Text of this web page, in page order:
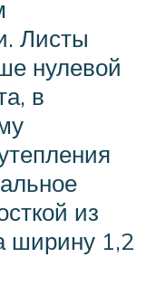
Листы
нулевой
в
из
ширину 1,2